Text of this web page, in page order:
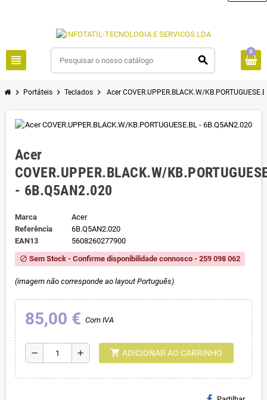
view_headline search
0
chevron_right Portáteis chevron_right Teclados chevron_right Acer COVER.UPPER.BLACK.W/
Acer
COVER.UPPER.BLACK.W/
- 6B.Q5AN2.020
Marca
Acer
Referência
6B.Q5AN2.020
EAN13
5608260277900
block Sem Stock - Confirme disponibilidade connosco - 259 098 062
(imagem não corresponde ao layout Português)
85,00 € Com IVA
remove add shopping_cart ADICIONAR AO CARRINHO